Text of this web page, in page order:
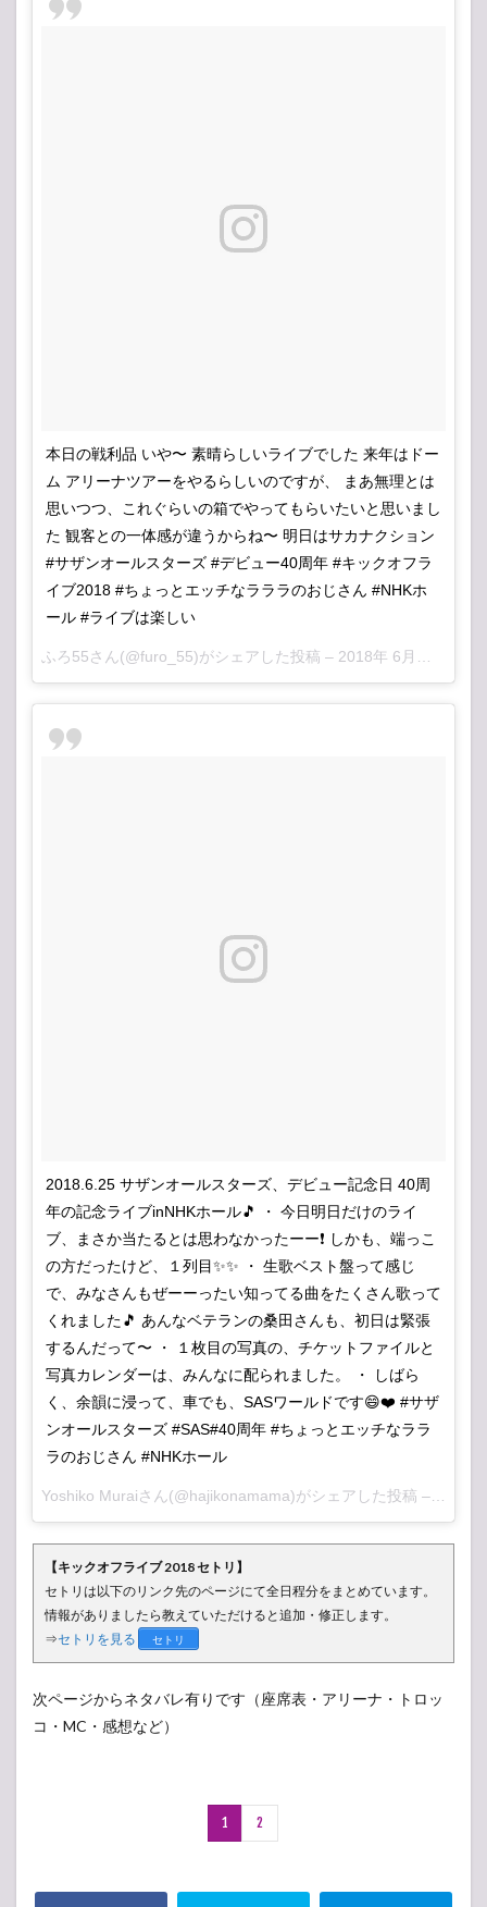
本日の戦利品 いや〜 素晴らしいライブでした 来年はドー
ム アリーナツアーをやるらしいのですが、 まあ無理とは
思いつつ、これぐらいの箱でやってもらいたいと思いまし
た 観客との一体感が違うからね〜 明日はサカナクション
#サザンオールスターズ #デビュー40周年 #キックオフラ
イブ2018 #ちょっとエッチなラララのおじさん #NHKホ
ール #ライブは楽しい
ふろ55さん(@furo_55)がシェアした投稿 – 2018年 6月月25日午前7時05分PDT
2018.6.25 サザンオールスターズ、デビュー記念日 40周
年の記念ライブinNHKホール🎵 ・ 今日明日だけのライ
ブ、まさか当たるとは思わなかったーー❗ しかも、端っこ
の方だったけど、１列目✨✨ ・ 生歌ベスト盤って感じ
で、みなさんもぜーーったい知ってる曲をたくさん歌って
くれました🎵 あんなベテランの桑田さんも、初日は緊張
するんだって〜 ・ １枚目の写真の、チケットファイルと
写真カレンダーは、みんなに配られました。 ・ しばら
く、余韻に浸って、車でも、SASワールドです😄❤️ #サザ
ンオールスターズ #SAS#40周年 #ちょっとエッチなララ
ラのおじさん #NHKホール
Yoshiko Muraiさん(@hajikonamama)がシェアした投稿 –
【キックオフライブ 2018 セトリ】
セトリは以下のリンク先のページにて全日程分をまとめています。
情報がありましたら教えていただけると追加・修正します。
⇒セトリを見る セトリ
次ページからネタバレ有りです（座席表・アリーナ・トロッ
コ・MC・感想など）
1 2